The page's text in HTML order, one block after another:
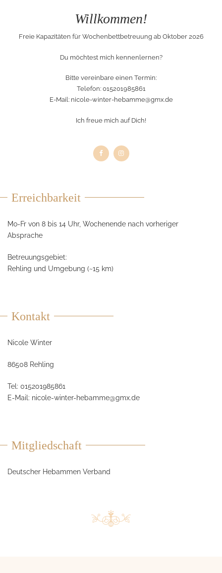
Willkommen!
Freie Kapazitäten für Wochenbettbetreuung ab Oktober 2026
Du möchtest mich kennenlernen?
Bitte vereinbare einen Termin:
Telefon: 015201985861
E-Mail: nicole-winter-hebamme@gmx.de
Ich freue mich auf Dich!
Erreichbarkeit
Mo-Fr von 8 bis 14 Uhr, Wochenende nach vorheriger
Absprache
Betreuungsgebiet:
Rehling und Umgebung (~15 km)
Kontakt
Nicole Winter
86508 Rehling
Tel: 015201985861
E-Mail: nicole-winter-hebamme@gmx.de
Mitgliedschaft
Deutscher Hebammen Verband